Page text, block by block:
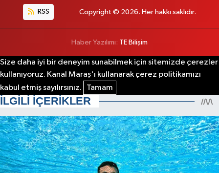
RSS Copyright © 2026. Her hakkı saklıdır.
Haber Yazılımı: TE Bilişim
Size daha iyi bir deneyim sunabilmek için sitemizde çerezler
kullanıyoruz. Kanal Maraş'ı kullanarak çerez politikamızı
kabul etmiş sayılırsınız.
Tamam